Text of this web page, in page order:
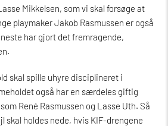
Mikkelsen, som vi skal forsøge at
playmaker Jakob Rasmussen er også
har gjort det fremragende,
skal spille uhyre disciplineret i
også har en særdeles giftig
René Rasmussen og Lasse Uth. Så
skal holdes nede, hvis KIF-drengene